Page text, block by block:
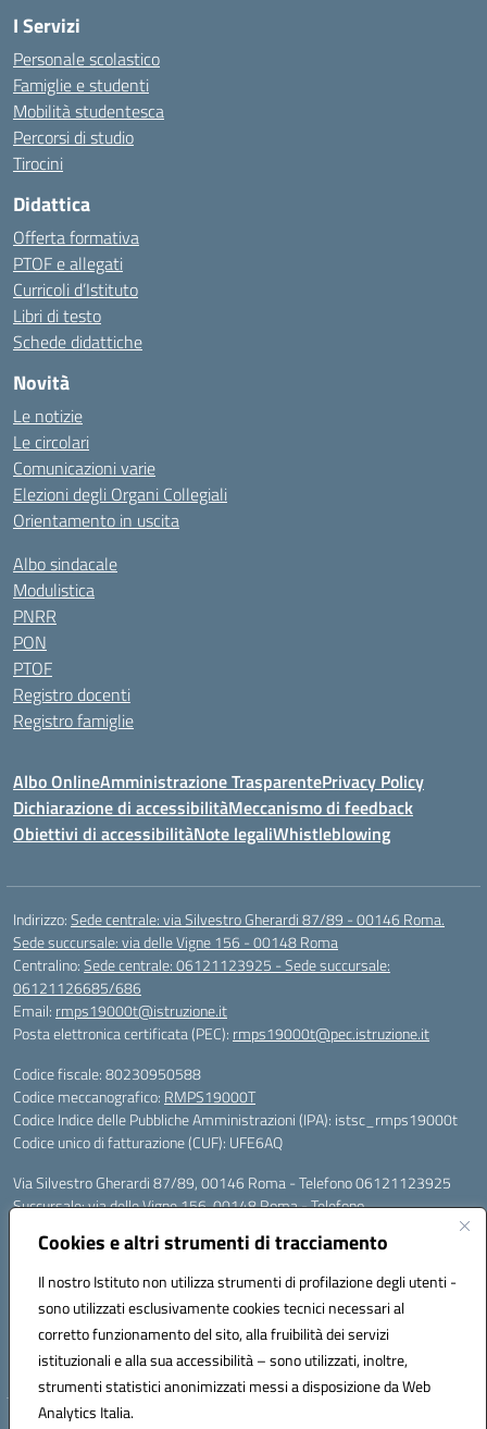
Cookies e altri strumenti di tracciamento
Il nostro Istituto non utilizza strumenti di profilazione degli utenti -
sono utilizzati esclusivamente cookies tecnici necessari al
corretto funzionamento del sito, alla fruibilità dei servizi
istituzionali e alla sua accessibilità – sono utilizzati, inoltre,
strumenti statistici anonimizzati messi a disposizione da Web
Analytics Italia.
I Servizi
Personale scolastico
Famiglie e studenti
Mobilità studentesca
Percorsi di studio
Tirocini
Didattica
Offerta formativa
PTOF e allegati
Curricoli d’Istituto
Libri di testo
Schede didattiche
Novità
Le notizie
Le circolari
Comunicazioni varie
Elezioni degli Organi Collegiali
Orientamento in uscita
Albo sindacale
Modulistica
PNRR
PON
PTOF
Registro docenti
Registro famiglie
Albo OnlineAmministrazione TrasparentePrivacy Policy
Dichiarazione di accessibilitàMeccanismo di feedback
Obiettivi di accessibilitàNote legaliWhistleblowing
Indirizzo:Sede centrale: via Silvestro Gherardi 87/89 - 00146 Roma.
Sede succursale: via delle Vigne 156 - 00148 Roma
Centralino:Sede centrale: 06121123925 - Sede succursale:
06121126685/686
Email: rmps19000t@istruzione.it
Posta elettronica certificata (PEC): rmps19000t@pec.istruzione.it
Codice fiscale: 80230950588
Codice meccanografico: RMPS19000T
Codice Indice delle Pubbliche Amministrazioni (IPA): istsc_rmps19000t
Codice unico di fatturazione (CUF): UFE6AQ
Via Silvestro Gherardi 87/89, 00146 Roma - Telefono 06121123925
Succursale: via delle Vigne 156, 00148 Roma - Telefono
Mail: rmps19000t@istruzione.it - PEC: rmps19000t@pec.istruzione.it
Per contatti con il Dirigente Scolastico, utilizzare esclusivamente
Codice univoco ufficio: UFE6AQ
Codice meccanografico: RMPS19000T
Codice fiscale: 80230950588